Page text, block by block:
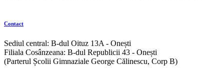
Contact
Sediul central: B-dul Oituz 13A - Onești
Filiala Cosânzeana: B-dul Republicii 43 - Onești
(Parterul Școlii Gimnaziale George Călinescu, Corp B)